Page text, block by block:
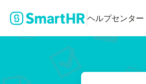
ヘルプセンター